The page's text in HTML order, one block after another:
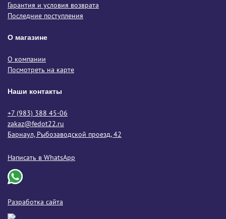
Гарантия и условия возврата
Последние поступления
О магазине
О компании
Посмотреть на карте
Наши контакты
+7 (983) 388 45-06
zakaz@fedot22.ru
Барнаул, Рыбозаводской проезд, 42
Написать в WhatsApp
Разработка сайта